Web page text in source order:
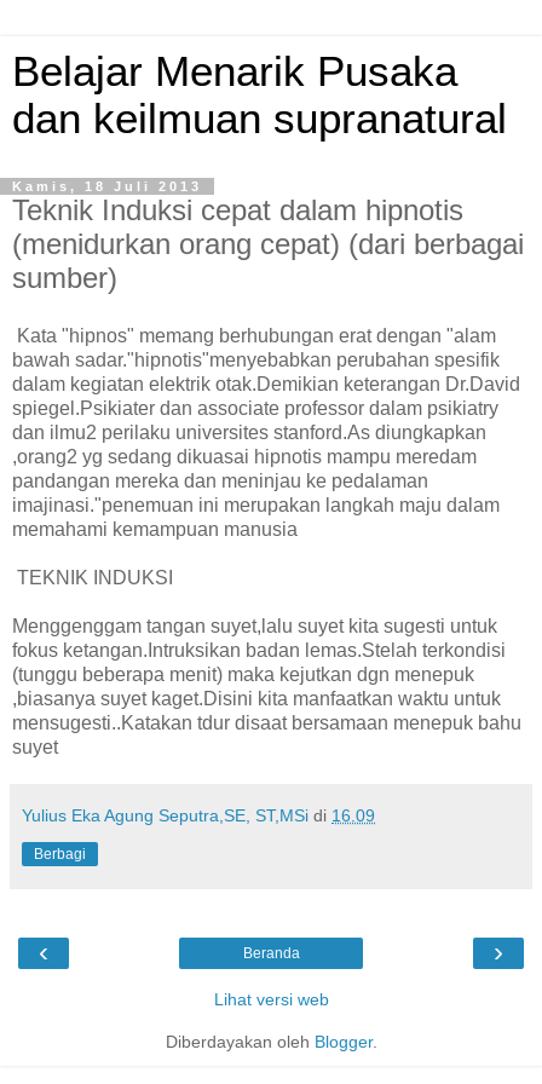
Belajar Menarik Pusaka
dan keilmuan supranatural
Kamis, 18 Juli 2013
Teknik Induksi cepat dalam hipnotis
(menidurkan orang cepat) (dari berbagai
sumber)
Kata "hipnos" memang berhubungan erat dengan "alam
bawah sadar."hipnotis"menyebabkan perubahan spesifik
dalam kegiatan elektrik otak.Demikian keterangan Dr.David
spiegel.Psikiater dan associate professor dalam psikiatry
dan ilmu2 perilaku universites stanford.As diungkapkan
,orang2 yg sedang dikuasai hipnotis mampu meredam
pandangan mereka dan meninjau ke pedalaman
imajinasi."penemuan ini merupakan langkah maju dalam
memahami kemampuan manusia
TEKNIK INDUKSI
Menggenggam tangan suyet,lalu suyet kita sugesti untuk
fokus ketangan.Intruksikan badan lemas.Stelah terkondisi
(tunggu beberapa menit) maka kejutkan dgn menepuk
,biasanya suyet kaget.Disini kita manfaatkan waktu untuk
mensugesti..Katakan tdur disaat bersamaan menepuk bahu
suyet
Yulius Eka Agung Seputra,SE, ST,MSi di 16.09
Berbagi
‹ ›
Beranda
Lihat versi web
Diberdayakan oleh Blogger.